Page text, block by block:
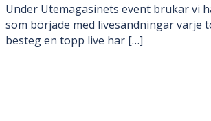
Under Utemagasinets event brukar vi
som började med livesändningar varje
besteg en topp live har […]